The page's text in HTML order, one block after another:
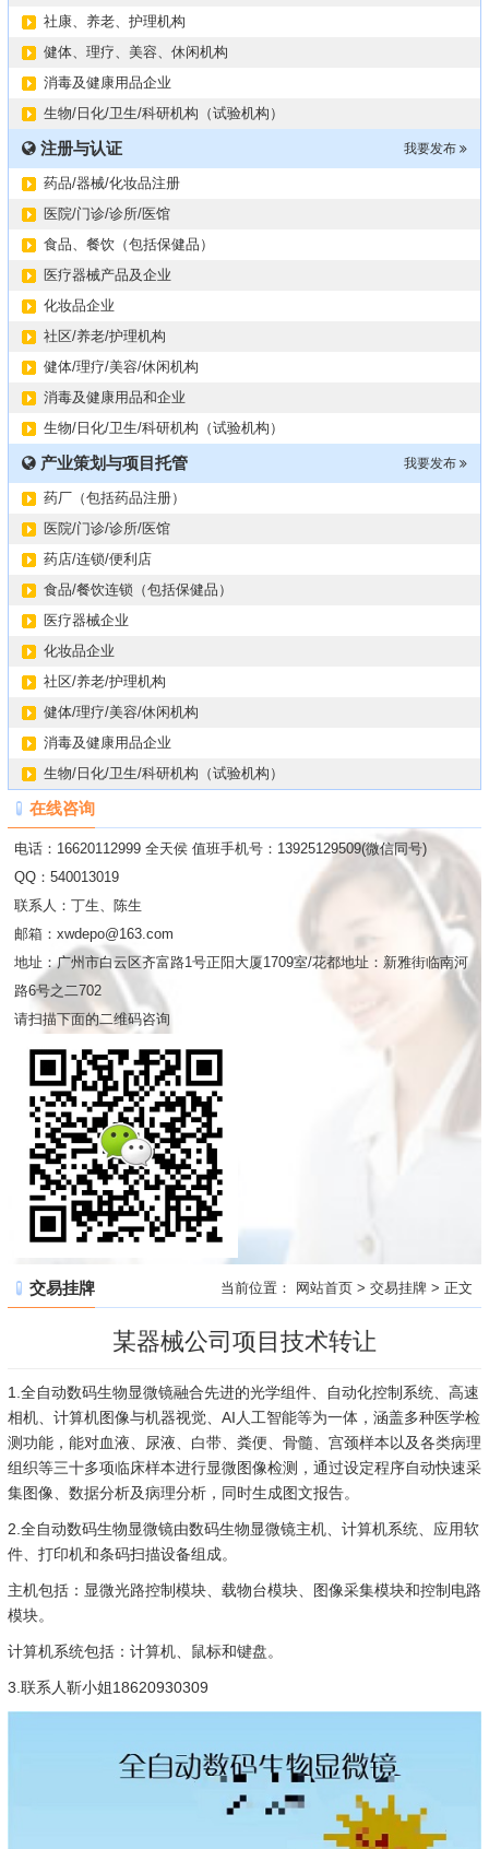
社康、养老、护理机构
健体、理疗、美容、休闲机构
消毒及健康用品企业
生物/日化/卫生/科研机构（试验机构）
我要发布
注册与认证
药品/器械/化妆品注册
医院/门诊/诊所/医馆
食品、餐饮（包括保健品）
医疗器械产品及企业
化妆品企业
社区/养老/护理机构
健体/理疗/美容/休闲机构
消毒及健康用品和企业
生物/日化/卫生/科研机构（试验机构）
我要发布
产业策划与项目托管
药厂（包括药品注册）
医院/门诊/诊所/医馆
药店/连锁/便利店
食品/餐饮连锁（包括保健品）
医疗器械企业
化妆品企业
社区/养老/护理机构
健体/理疗/美容/休闲机构
消毒及健康用品企业
生物/日化/卫生/科研机构（试验机构）
在线咨询
电话：16620112999 全天侯 值班手机号：13925129509(微信同号)
QQ：540013019
联系人：丁生、陈生
邮箱：xwdepo@163.com
地址：广州市白云区齐富路1号正阳大厦1709室/花都地址：新雅街临南河
路6号之二702
请扫描下面的二维码咨询
当前位置： 网站首页 > 交易挂牌 > 正文
交易挂牌
某器械公司项目技术转让
1.全自动数码生物显微镜融合先进的光学组件、自动化控制系统、高速
相机、计算机图像与机器视觉、AI人工智能等为一体，涵盖多种医学检
测功能，能对血液、尿液、白带、粪便、骨髓、宫颈样本以及各类病理
组织等三十多项临床样本进行显微图像检测，通过设定程序自动快速采
集图像、数据分析及病理分析，同时生成图文报告。
2.全自动数码生物显微镜由数码生物显微镜主机、计算机系统、应用软
件、打印机和条码扫描设备组成。
主机包括：显微光路控制模块、载物台模块、图像采集模块和控制电路
模块。
计算机系统包括：计算机、鼠标和键盘。
3.联系人靳小姐18620930309